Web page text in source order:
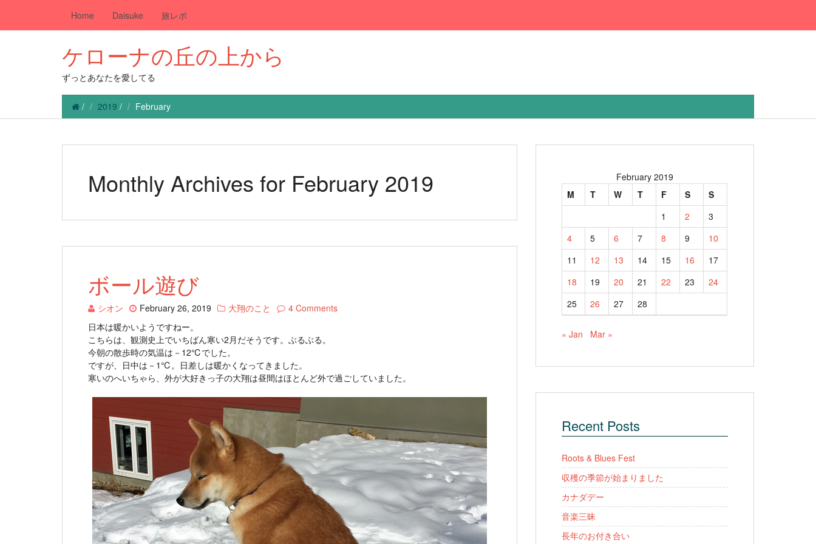
Home Daisuke 旅レポ
ケローナの丘の上から
ずっとあなたを愛してる
/ 2019 / February
Monthly Archives for February 2019
ボール遊び
シオン February 26, 2019 大翔のこと
4 Comments
日本は暖かいようですねー。
こちらは、観測史上でいちばん寒い2月だそうです。ぶるぶる。
今朝の散歩時の気温は－12℃でした。
ですが、日中は－1℃。日差しは暖かくなってきました。
寒いのへいちゃら、外が大好きっ子の大翔は昼間はほとんど外で過ごしていました。
February 2019
M
T W T F S
S
1
2
3
4
5 6 7 8 9
10
11
12 13 14 15 16
17
18
19 20 21 22 23
24
25
26 27 28
« Jan Mar »
Recent Posts
Roots & Blues Fest
収穫の季節が始まりました
カナダデー
音楽三昧
長年のお付き合い